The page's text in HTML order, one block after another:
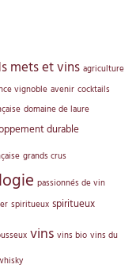
mets et vins agriculture
vignoble avenir cocktails
domaine de laure
durable
grands crus
passionnés de vin
spiritueux spiritueux
vins vins bio vins du